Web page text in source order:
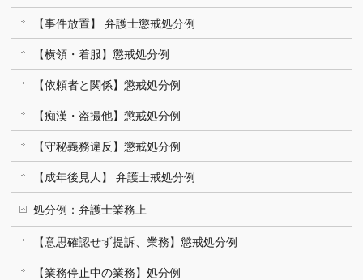
【事件放置】 弁護士懲戒処分例
【横領・着服】懲戒処分例
【依頼者と関係】懲戒処分例
【痴漢・盗撮他】懲戒処分例
【守秘義務違反】懲戒処分例
【成年後見人】 弁護士戒処分例
処分例：弁護士業務上
【意思確認せず提訴、業務】懲戒処分例
【業務停止中の業務】処分例